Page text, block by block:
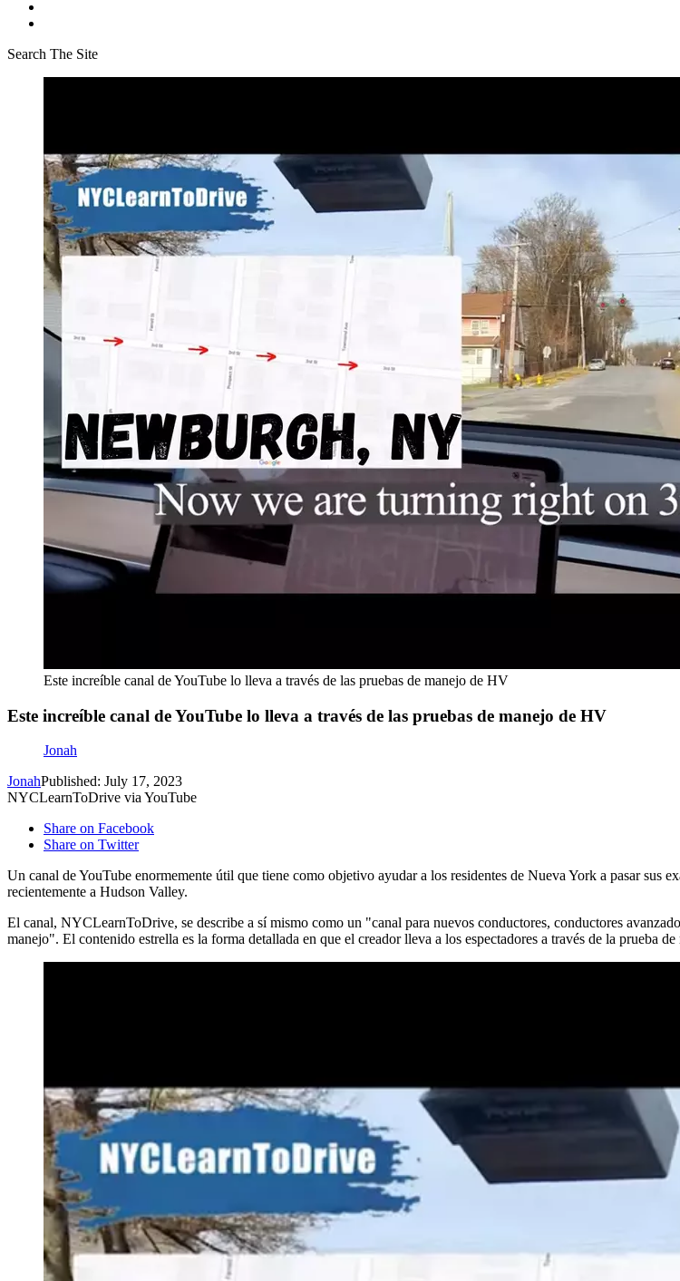
Search The Site
Este increíble canal de YouTube lo lleva a través de las pruebas de manejo de HV
Este increíble canal de YouTube lo lleva a través de las pruebas de manejo de HV
Jonah
JonahPublished: July 17, 2023
NYCLearnToDrive via YouTube
Share on Facebook
Share on Twitter
Un canal de YouTube enormemente útil que tiene como objetivo ayudar a los residentes de Nueva York a pasar
recientemente a Hudson Valley.
El canal, NYCLearnToDrive, se describe a sí mismo como un "canal para nuevos conductores, conductores
manejo". El contenido estrella es la forma detallada en que el creador lleva a los espectadores a través de la prueba